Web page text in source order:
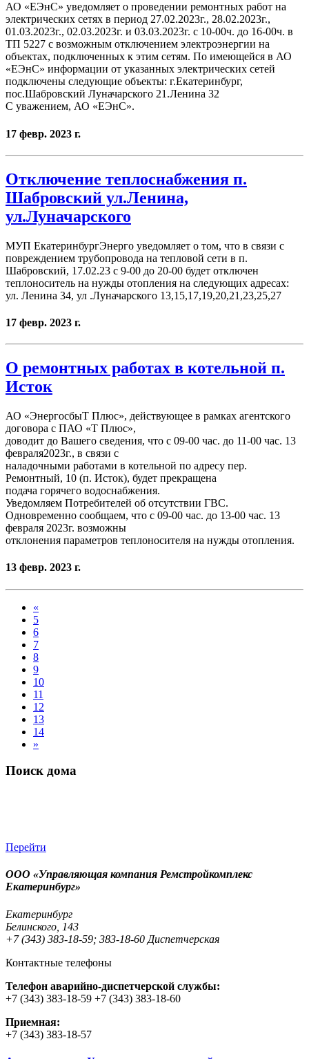
АО «ЕЭнС» уведомляет о проведении ремонтных работ на
электрических сетях в период 27.02.2023г., 28.02.2023г.,
01.03.2023г., 02.03.2023г. и 03.03.2023г. с 10-00ч. до 16-00ч. в
ТП 5227 с возможным отключением электроэнергии на
объектах, подключенных к этим сетям. По имеющейся в АО
«ЕЭнС» информации от указанных электрических сетей
подключены следующие объекты: г.Екатеринбург,
пос.Шабровский Луначарского 21.Ленина 32
С уважением, АО «ЕЭнС».
17 февр. 2023 г.
Отключение теплоснабжения п.
Шабровский ул.Ленина,
ул.Луначарского
МУП ЕкатеринбургЭнерго уведомляет о том, что в связи с
повреждением трубопровода на тепловой сети в п.
Шабровский, 17.02.23 с 9-00 до 20-00 будет отключен
теплоноситель на нужды отопления на следующих адресах:
ул. Ленина 34, ул .Луначарского 13,15,17,19,20,21,23,25,27
17 февр. 2023 г.
О ремонтных работах в котельной п.
Исток
АО «ЭнергосбыТ Плюс», действующее в рамках агентского
договора с ПАО «Т Плюс»,
доводит до Вашего сведения, что с 09-00 час. до 11-00 час. 13
февраля2023г., в связи с
наладочными работами в котельной по адресу пер.
Ремонтный, 10 (п. Исток), будет прекращена
подача горячего водоснабжения.
Уведомляем Потребителей об отсутствии ГВС.
Одновременно сообщаем, что с 09-00 час. до 13-00 час. 13
февраля 2023г. возможны
отклонения параметров теплоносителя на нужды отопления.
13 февр. 2023 г.
«
5
6
7
8
9
10
11
12
13
14
»
Поиск дома
Перейти
ООО «Управляющая компания Ремстройкомплекс
Екатеринбург»
Екатеринбург
Белинского, 143
+7 (343) 383-18-59; 383-18-60 Диспетчерская
Контактные телефоны
Телефон аварийно-диспетчерской службы:
+7 (343) 383-18-59 +7 (343) 383-18-60
Приемная:
+7 (343) 383-18-57